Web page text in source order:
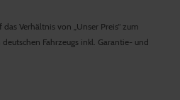
Verhältnis von „Unser Preis“ zum
Fahrzeugs inkl. Garantie- und